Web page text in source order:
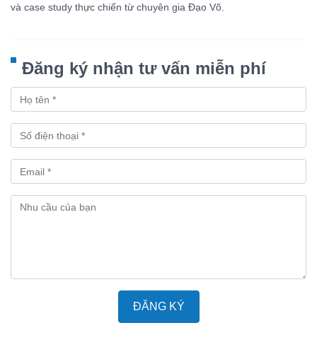
và case study thực chiến từ chuyên gia Đạo Võ.
Đăng ký nhận tư vấn miễn phí
ĐĂNG KÝ